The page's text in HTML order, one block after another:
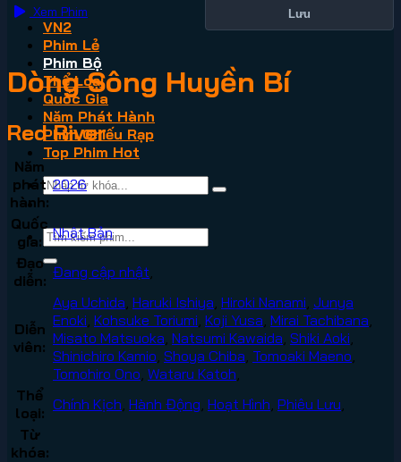
VN2
Phim Lẻ
Phim Bộ
Thể Loại
Quốc Gia
Năm Phát Hành
Phim Chiếu Rạp
Top Phim Hot
Xem Phim Lưu
Dòng Sông Huyền Bí
Red River
Năm
phát
hành:
2026
Quốc
gia:
Nhật Bản
Đạo
diễn: Đang cập nhật
Diễn
viên:
Aya Uchida Haruki Ishiya Hiroki Nanami Junya
Enoki Kohsuke Toriumi Koji Yusa Mirai Tachibana
Misato Matsuoka Natsumi Kawaida Shiki Aoki
Shinichiro Kamio Shoya Chiba Tomoaki Maeno
Tomohiro Ono Wataru Katoh
Thể
loại: Chính Kịch Hành Động Hoạt Hình Phiêu Lưu
Từ
khóa: